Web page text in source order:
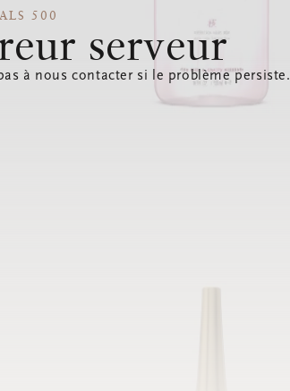
500
serveur
à nous contacter si le problème persiste.